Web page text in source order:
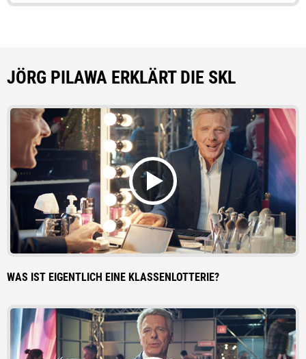
JÖRG PILAWA ERKLÄRT DIE SKL
WAS IST EIGENTLICH EINE KLASSENLOTTERIE?